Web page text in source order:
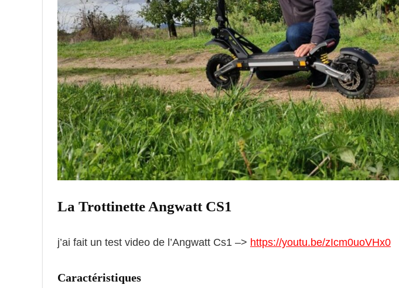
La Trottinette Angwatt CS1
j’ai fait un test video de l’Angwatt Cs1 –> https://youtu.be/zIcm0uoVHx0
Caractéristiques